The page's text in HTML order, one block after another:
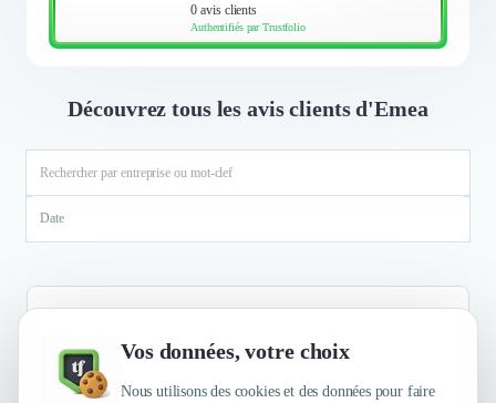
Vos données, votre choix
Nous utilisons des cookies et des données pour faire
0 avis clients
Authentifiés par Trustfolio
Découvrez tous les avis clients d'Emea
Date
Aucun résultat